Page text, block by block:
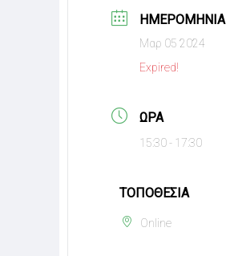
ΗΜΕΡΟΜΗΝΊΑ
Μαρ 05 2024
Expired!
ΏΡΑ
15:30 - 17:30
ΤΟΠΟΘΕΣΊΑ
Online